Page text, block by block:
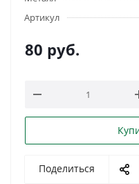
Артикул
80 руб.
Поделиться